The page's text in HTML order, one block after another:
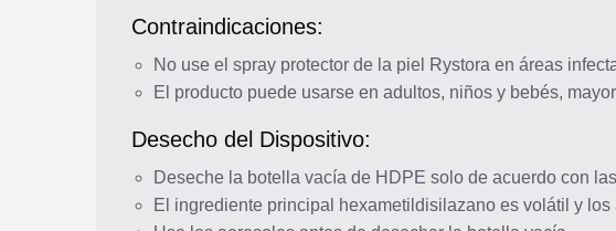
Contraindicaciones:
No use el spray protector de la piel Rystora en áreas
El producto puede usarse en adultos, niños y bebés,
Desecho del Dispositivo:
Deseche la botella vacía de HDPE solo de acuerdo con
El ingrediente principal hexametildisilazano es volátil y